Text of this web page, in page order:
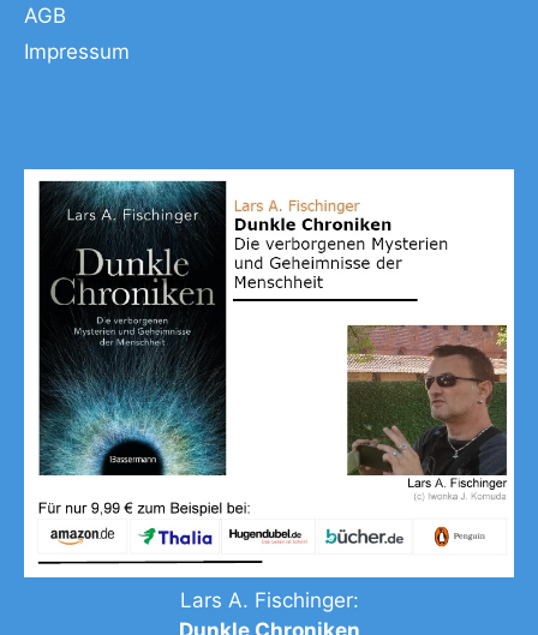
AGB
Impressum
Lars A. Fischinger:
Dunkle Chroniken